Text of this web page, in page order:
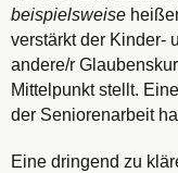
beispielsweise
verstärkt der Kinder-
andere/r
Mittelpunkt stellt.
der Seniorenarbeit
Eine dringend zu